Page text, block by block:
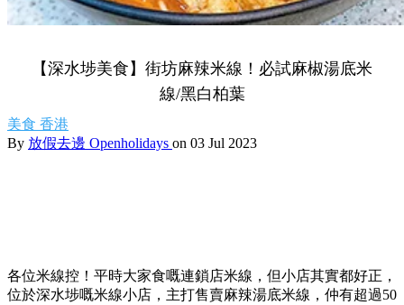
【深水埗美食】街坊麻辣米線！必試麻椒湯底米
線/黑白柏葉
美食 香港
By 放假去邊 Openholidays on 03 Jul 2023
各位米線控！平時大家食嘅連鎖店米線，但小店其實都好正，
位於深水埗嘅米線小店，主打售賣麻辣湯底米線，仲有超過50